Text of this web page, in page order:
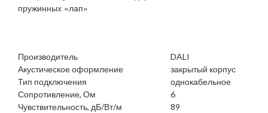
пружинных «лап»
Производитель
DALI
Акустическое оформление
закрытый корпус
Тип подключения
однокабельное
Сопротивление, Ом
6
Чувствительность, дБ/Вт/м
89